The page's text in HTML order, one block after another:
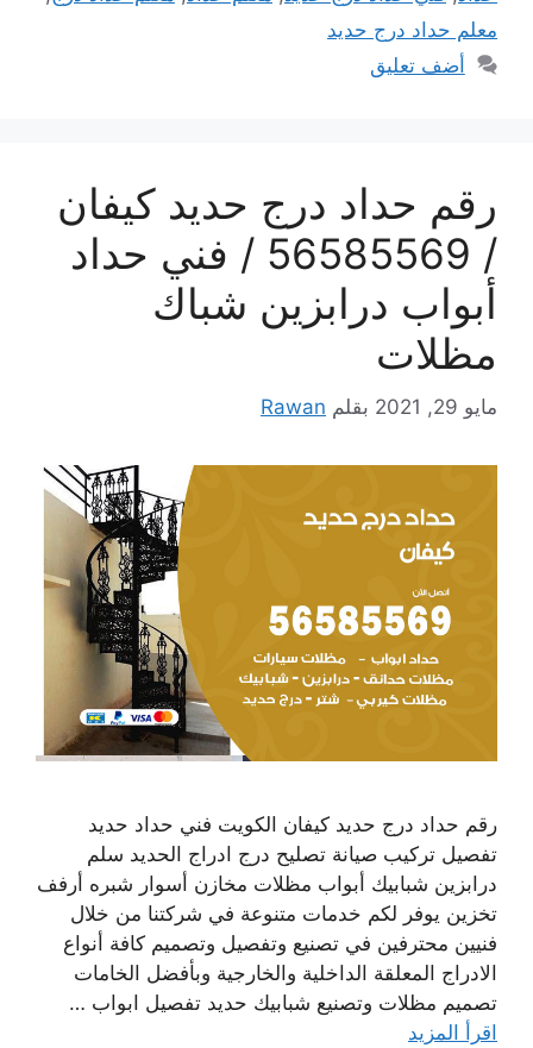
معلم حداد درج حديد
أضف تعليق
رقم حداد درج حديد كيفان
/ 56585569 / فني حداد
أبواب درابزين شباك
مظلات
مايو 29, 2021 بقلم Rawan
رقم حداد درج حديد كيفان الكويت فني حداد حديد
تفصيل تركيب صيانة تصليح درج ادراج الحديد سلم
درابزين شبابيك أبواب مظلات مخازن أسوار شبره أرفف
تخزين يوفر لكم خدمات متنوعة في شركتنا من خلال
فنيين محترفين في تصنيع وتفصيل وتصميم كافة أنواع
الادراج المعلقة الداخلية والخارجية وبأفضل الخامات
تصميم مظلات وتصنيع شبابيك حديد تفصيل ابواب …
اقرأ المزيد